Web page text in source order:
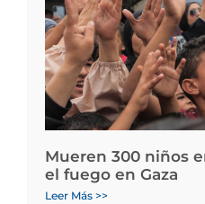
Mueren 300 niños
el fuego en Gaza
Leer Más >>